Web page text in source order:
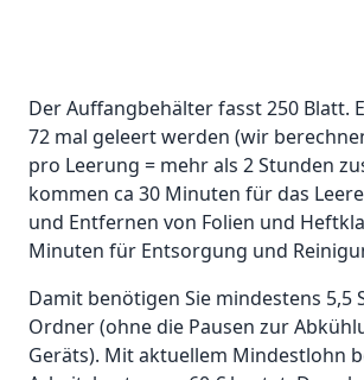
Der Auffangbehälter fasst 250 Blatt.
72 mal geleert werden (wir
pro Leerung = mehr als 2 Stunden
kommen ca 30 Minuten für das
und Entfernen von Folien und
Minuten für Entsorgung und
Damit benötigen Sie mindestens 5,5
Ordner (ohne die Pausen zur
Geräts). Mit aktuellem Mindestlohn